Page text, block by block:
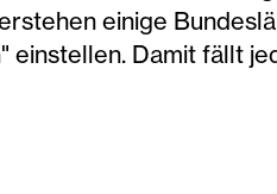
einige
einstellen. Damit fällt